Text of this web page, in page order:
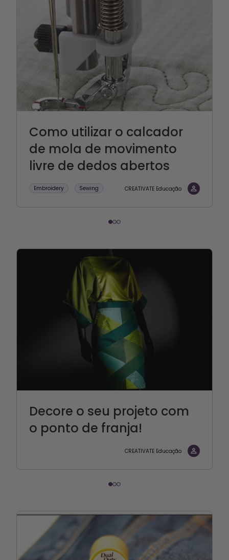
Como utilizar o calcador
de mola de movimento
livre de dedos abertos
Embroidery Sewing CREATIVATE Educação
Decore o seu projeto com
o ponto de franja!
CREATIVATE Educação